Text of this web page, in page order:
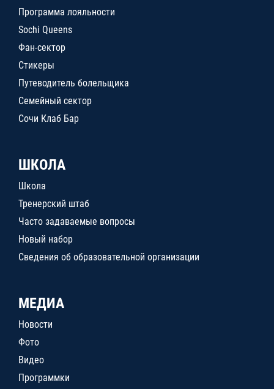
Программа лояльности
Sochi Queens
Фан-сектор
Стикеры
Путеводитель болельщика
Семейный сектор
Сочи Клаб Бар
ШКОЛА
Школа
Тренерский штаб
Часто задаваемые вопросы
Новый набор
Сведения об образовательной организации
МЕДИА
Новости
Фото
Видео
Программки